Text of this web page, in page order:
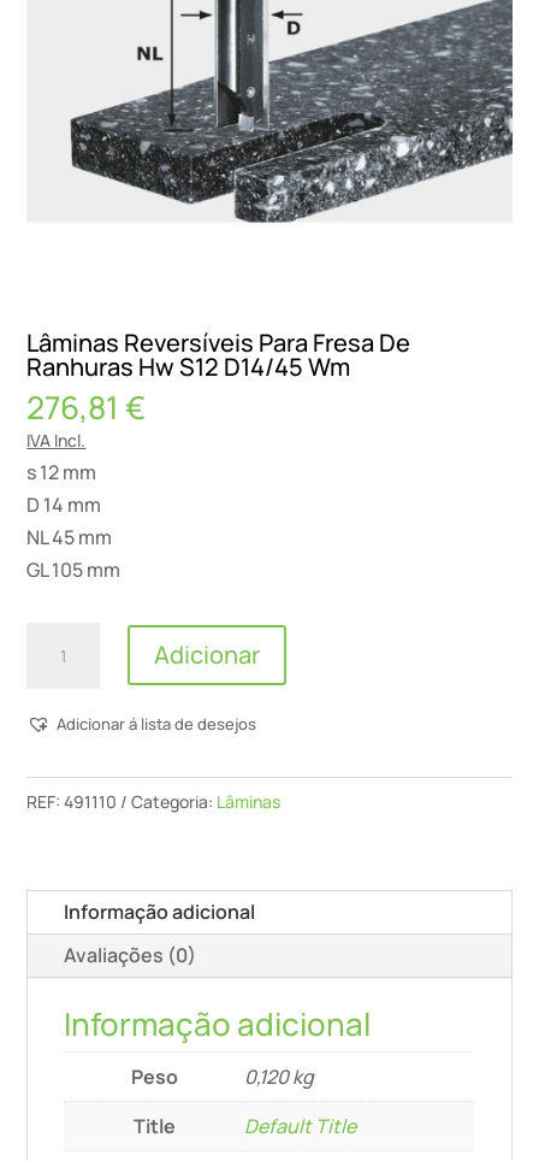
Lâminas Reversíveis Para Fresa De
Ranhuras Hw S12 D14/45 Wm
276,81€
IVA Incl.
s 12 mm
D 14 mm
NL 45 mm
GL 105 mm
Quantidade
Reversíveis
Fresa
Hw
S12
D14/45
Adicionar
Adicionar á lista de desejos
REF:491110 Categoria: Lâminas
Informação adicional
Avaliações (0)
Informação adicional
Peso
0,120 kg
Title
Default Title